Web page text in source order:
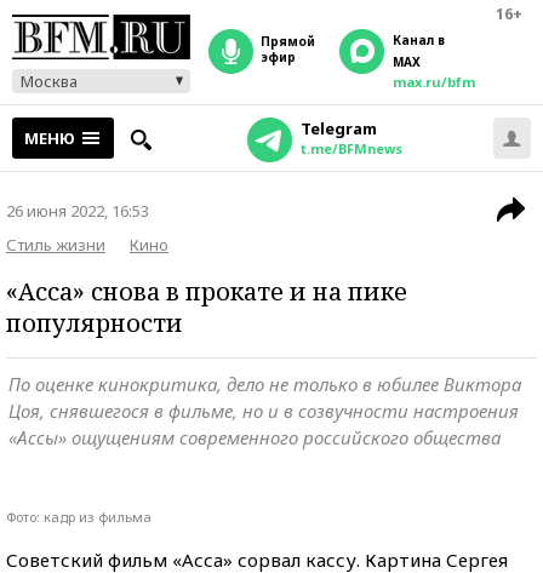
16+
Москва
прямой
эфир
Канал в
MAX
max.ru/bfm
МЕНЮ Telegram
t.me/BFMnews
26 июня 2022, 16:53
Стиль жизни
Кино
«Асса» снова в прокате и на пике
популярности
По оценке кинокритика, дело не только в юбилее Виктора
Цоя, снявшегося в фильме, но и в созвучности настроения
«Ассы» ощущениям современного российского общества
Фото: кадр из фильма
Советский фильм «Асса» сорвал кассу. Картина Сергея